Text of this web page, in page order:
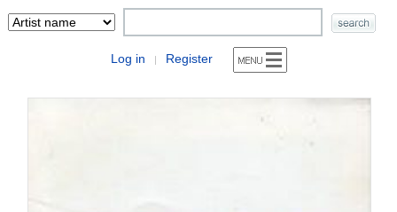
Log in | Register